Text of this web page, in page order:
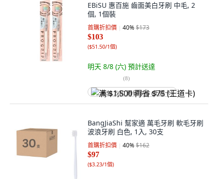
EBiSU 惠百施 齒面美白牙刷 中毛, 2
個, 1個裝
首購折扣價 40%$173
$103
($51.50/1個)
明天 8/8 (六) 預計送達
(8)
满 $1,500 再省 $75 (王道卡)
BangJiaShi 幫家適 萬毛牙刷 軟毛牙刷
波浪牙刷 白色, 1入, 30支
首購折扣價 40%$162
$97
($3.23/1個)